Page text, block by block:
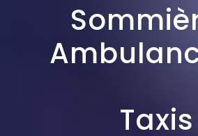
Taxis